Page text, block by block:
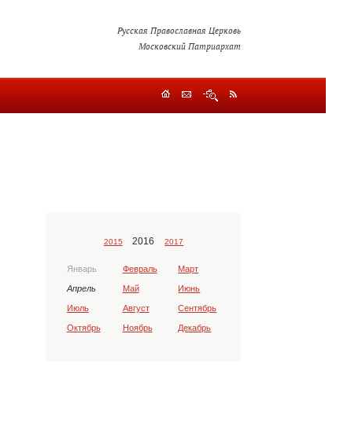
Русская Православная Церковь
Московский Патриархат
2015 2016 2017
Январь Февраль Март
Апрель Май Июнь
Июль Август Сентябрь
Октябрь Ноябрь Декабрь